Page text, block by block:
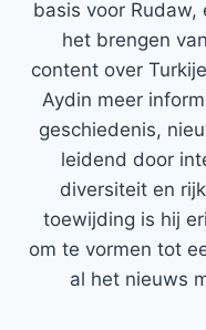
basis voor
het brengen
content over
Aydin meer
geschiedenis,
leidend door
diversiteit en
toewijding is hij
om te vormen tot
al het nieuws